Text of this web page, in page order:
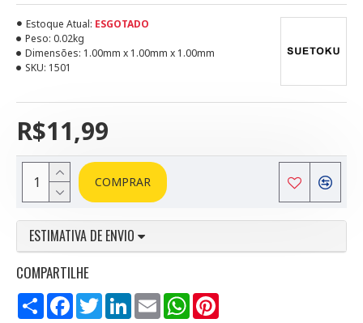
R$11,99
Estoque Atual: ESGOTADO
Peso: 0.02kg
Dimensões: 1.00mm x 1.00mm x 1.00mm
SKU: 1501
COMPRAR
ESTIMATIVA DE ENVIO
COMPARTILHE
Compartilhar
FacebookTwitterLinkedInEmail WhatsApp